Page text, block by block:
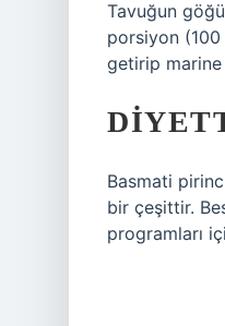
Tavuğun
porsiyon
getirip marine
Basmati
bir çeşittir.
programları